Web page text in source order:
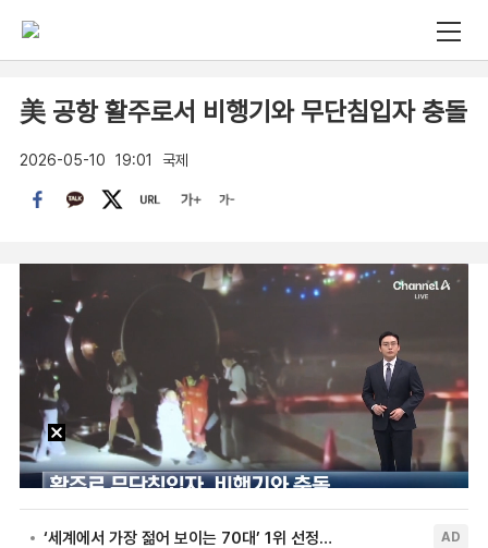
美 공항 활주로서 비행기와 무단침입자 충돌
2026-05-10 19:01 국제